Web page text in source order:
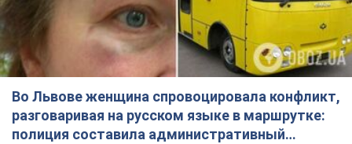
Во Львове женщина спровоцировала конфликт,
разговаривая на русском языке в маршрутке:
полиция составила административный